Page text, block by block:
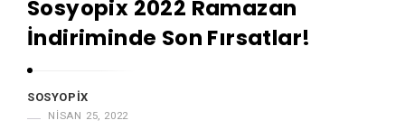
Sosyopix 2022 Ramazan
İndiriminde Son Fırsatlar!
SOSYOPIX
NISAN 25, 2022